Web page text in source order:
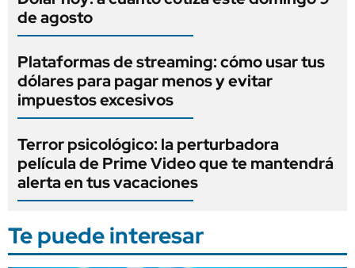
de agosto
Plataformas de streaming: cómo usar tus
dólares para pagar menos y evitar
impuestos excesivos
Terror psicológico: la perturbadora
película de Prime Video que te mantendrá
alerta en tus vacaciones
Te puede interesar